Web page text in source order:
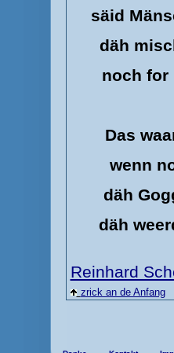
säid
däh
noch for
Das
wenn
däh
däh
Reinhard
zrick an de Anfang